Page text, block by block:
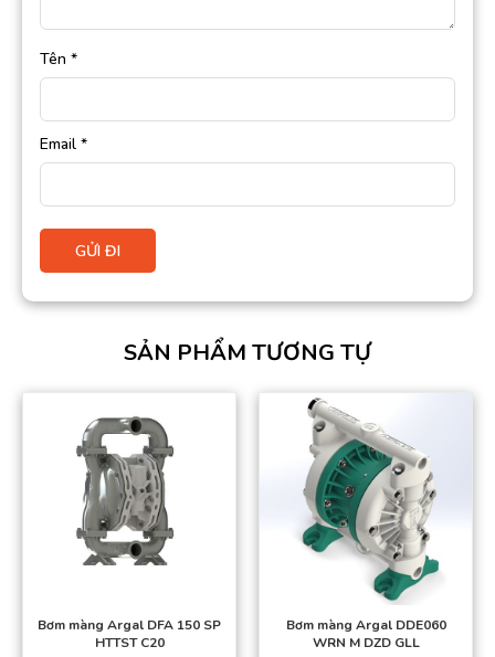
Tên *
Email *
SẢN PHẨM TƯƠNG TỰ
Bơm màng Argal DFA 150 SP
HTTST C20
Bơm màng Argal DDE060
WRN M DZD GLL